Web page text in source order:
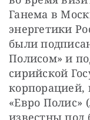
Ганема в
энергетики
были
Полисом» и
сирийской
корпорацией,
«Евро Полис»